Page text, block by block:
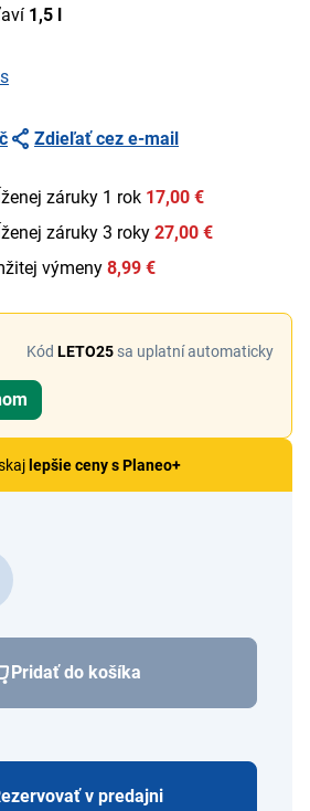
1,5 l
Zdieľať cez e-mail
záruky 1 rok 17,00 €
záruky 3 roky 27,00 €
výmeny 8,99 €
Kód LETO25 sa uplatní automaticky
lepšie ceny s Planeo+
Pridať do košíka
v predajni